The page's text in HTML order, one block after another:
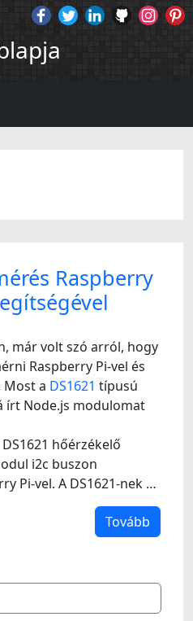
Raspberry
már volt szó arról, hogy
Raspberry Pi-vel és
Most a DS1621 típusú
írt Node.js modulomat
hőérzékelő
i2c buszon
Pi-vel. A DS1621-nek …
Tovább